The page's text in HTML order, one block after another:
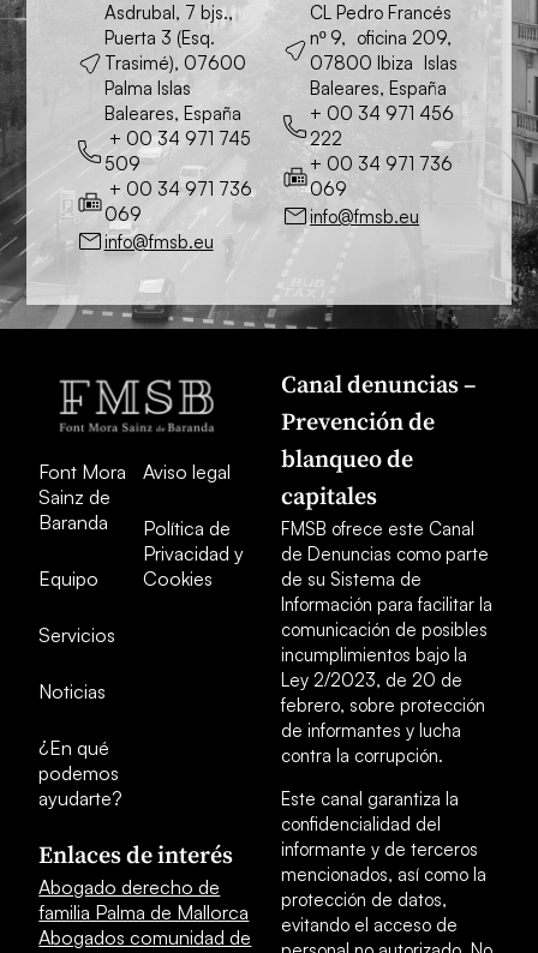
Asdrubal, 7 bjs.,
Puerta 3 (Esq.
Trasimé), 07600
Palma Islas
Baleares, España
+ 00 34 971 745
509
+ 00 34 971 736
069
info@fmsb.eu
CL Pedro Francés
nº 9, oficina 209,
07800 Ibiza Islas
Baleares, España
+ 00 34 971 456
222
+ 00 34 971 736
069
info@fmsb.eu
Font Mora
Sainz de
Baranda
Equipo
Servicios
Noticias
¿En qué
podemos
ayudarte?
Aviso legal
Política de
Privacidad y
Cookies
Enlaces de interés
Abogado derecho de
familia Palma de Mallorca
Abogados comunidad de
Canal denuncias –
Prevención de
blanqueo de
capitales
FMSB ofrece este Canal
de Denuncias como parte
de su Sistema de
Información para facilitar la
comunicación de posibles
incumplimientos bajo la
Ley 2/2023, de 20 de
febrero, sobre protección
de informantes y lucha
contra la corrupción.
Este canal garantiza la
confidencialidad del
informante y de terceros
mencionados, así como la
protección de datos,
evitando el acceso de